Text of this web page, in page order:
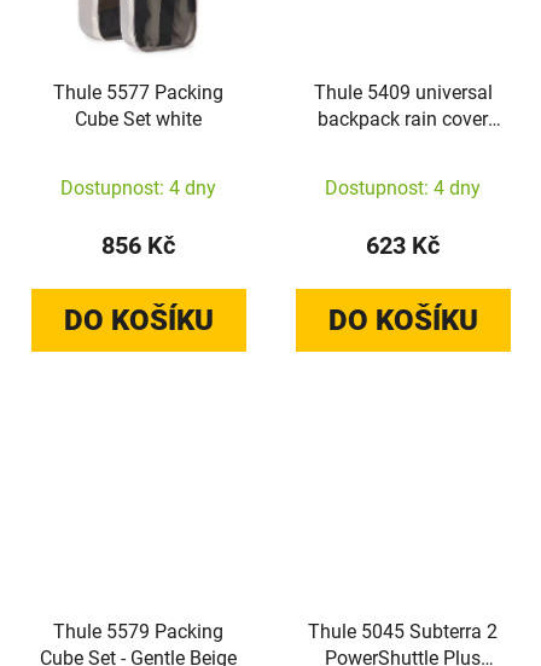
Thule 5577 Packing
Cube Set white
Dostupnost: 4 dny
856 Kč
DO KOŠÍKU
Thule 5409 universal
backpack rain cover
Dostupnost: 4 dny
623 Kč
DO KOŠÍKU
Thule 5579 Packing
Cube Set - Gentle Beige
Thule 5045 Subterra 2
PowerShuttle Plus